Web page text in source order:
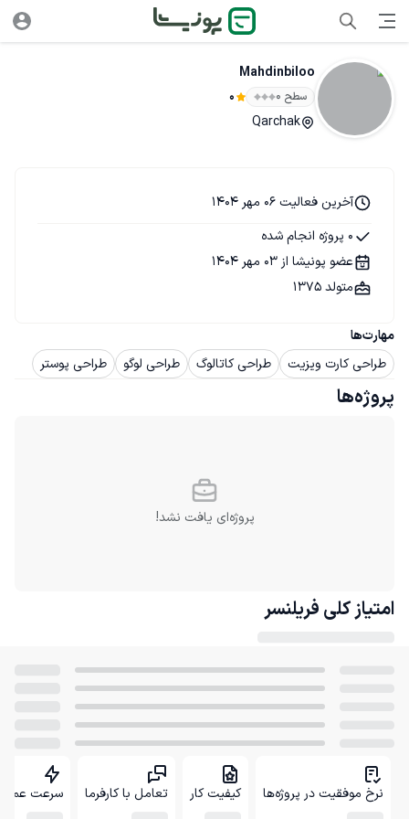
Mahdinbiloo
سطح ۰ 0
Qarchak
مهارت‌ها
طراحی کارت ویزیت
طراحی کاتالوگ طراحی لوگو طراحی پوستر
آخرین فعالیت 06 مهر 1404
0 پروژه انجام شده
عضو پونیشا از 03 مهر 1404
متولد 1375
پروژه‌ها
پروژه‌ای یافت نشد!
امتیاز کلی فریلنسر
نرخ موفقیت در پروژه‌ها کیفیت کار تعامل با کارفرما سرعت عمل